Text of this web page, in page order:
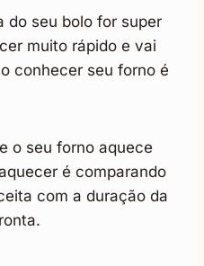
do seu bolo for super
muito rápido e vai
conhecer seu forno é
o seu forno aquece
é comparando
com a duração da